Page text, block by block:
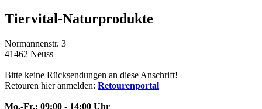
Tiervital-Naturprodukte
Normannenstr. 3
41462 Neuss
Bitte keine Rücksendungen an diese Anschrift!
Retouren hier anmelden: Retourenportal
Mo.-Fr.: 09:00 - 14:00 Uhr